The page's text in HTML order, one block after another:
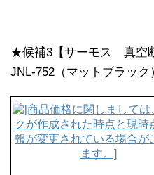
★候補3【サーモス 真空
JNL-752（マットブラック